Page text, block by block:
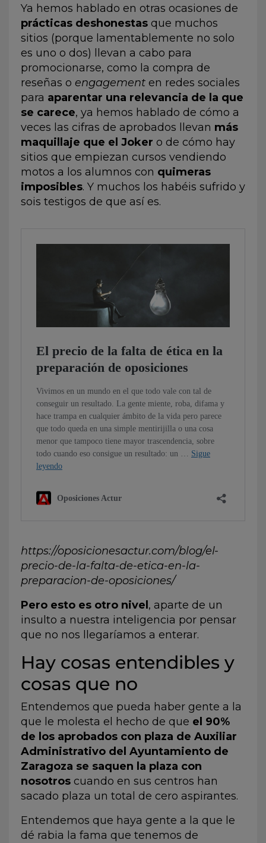
Ya hemos hablado en otras ocasiones de
prácticas deshonestas que muchos
sitios (porque lamentablemente no solo
es uno o dos) llevan a cabo para
promocionarse, como la compra de
reseñas o engagement en redes sociales
para aparentar una relevancia de la que
se carece, ya hemos hablado de cómo a
veces las cifras de aprobados llevan más
maquillaje que el Joker o de cómo hay
sitios que empiezan cursos vendiendo
motos a los alumnos con quimeras
imposibles. Y muchos los habéis sufrido y
sois testigos de que así es.
https://oposicionesactur.com/blog/el-
precio-de-la-falta-de-etica-en-la-
preparacion-de-oposiciones/
Pero esto es otro nivel, aparte de un
insulto a nuestra inteligencia por pensar
que no nos llegaríamos a enterar.
Hay cosas entendibles y
cosas que no
Entendemos que pueda haber gente a la
que le molesta el hecho de que el 90%
de los aprobados con plaza de Auxiliar
Administrativo del Ayuntamiento de
Zaragoza se saquen la plaza con
nosotros cuando en sus centros han
sacado plaza un total de cero aspirantes.
Entendemos que haya gente a la que le
dé rabia la fama que tenemos de